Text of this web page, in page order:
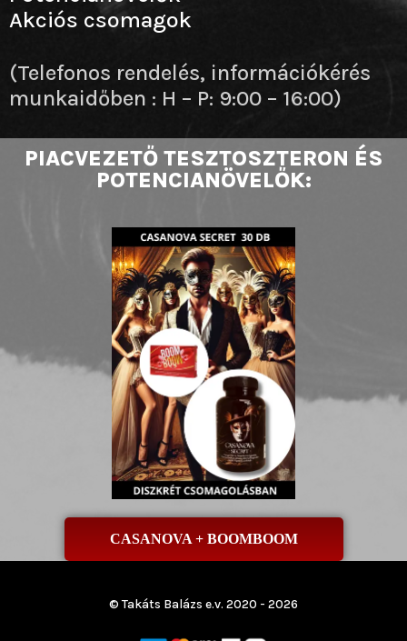
PIACVEZETŐ TESZTOSZTERON ÉS
POTENCIANÖVELŐK:
CASANOVA + BOOMBOOM
Akciós csomagok
(Telefonos rendelés, információkérés
munkaidőben : H – P: 9:00 – 16:00)
© Takáts Balázs e.v. 2020 - 2026